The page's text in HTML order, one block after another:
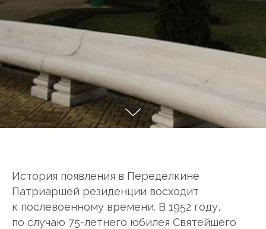
История появления в Переделкине
Патриаршей резиденции восходит
к послевоенному времени. В 1952 году,
по случаю 75-летнего юбилея Святейшего